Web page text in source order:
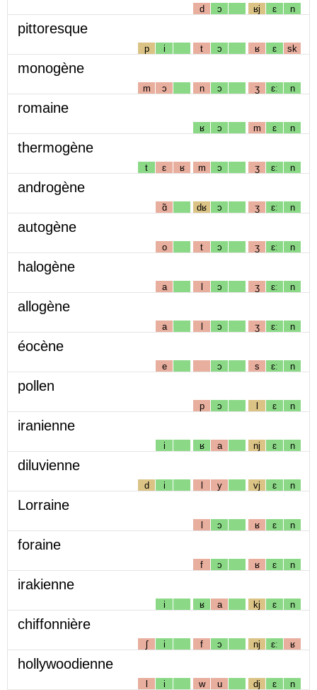
d ɔ ʁj ɛ n
pittoresque
p i t ɔ ʁ ɛ sk
monogène
m ɔ n ɔ ʒ ɛː n
romaine
ʁ ɔ m ɛ n
thermogène
t ɛ ʁ m ɔ ʒ ɛː n
androgène
ɑ̃ dʁ ɔ ʒ ɛː n
autogène
o t ɔ ʒ ɛː n
halogène
a l ɔ ʒ ɛː n
allogène
a l ɔ ʒ ɛː n
éocène
e ɔ s ɛː n
pollen
p ɔ l ɛ n
iranienne
i ʁ a nj ɛ n
diluvienne
d i l y vj ɛ n
Lorraine
l ɔ ʁ ɛ n
foraine
f ɔ ʁ ɛ n
irakienne
i ʁ a kj ɛ n
chiffonnière
ʃ i f ɔ nj ɛː ʁ
hollywoodienne
l i w u dj ɛ n